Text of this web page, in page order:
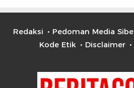
Redaksi Pedoman Media
Kode Etik
Disclaimer